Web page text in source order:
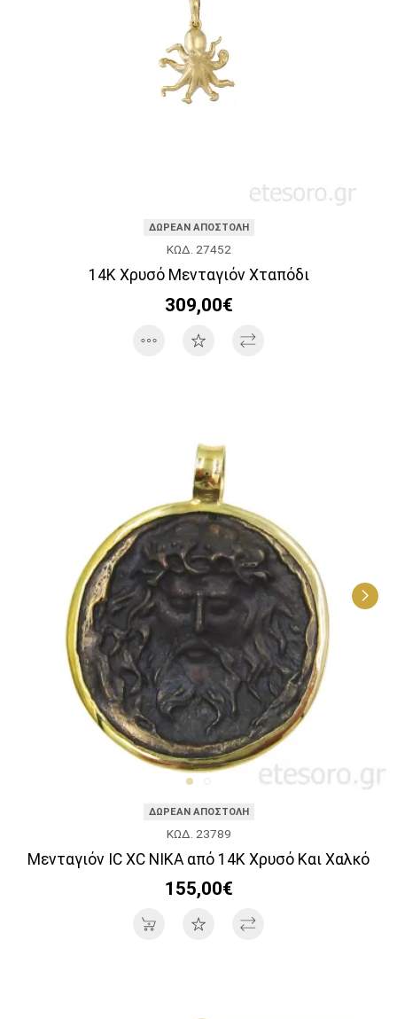
ΔΩΡΕΑΝ ΑΠΟΣΤΟΛΗ
ΚΩΔ. 27452
14Κ Χρυσό Μενταγιόν Xταπόδι
309,00€
ΔΩΡΕΑΝ ΑΠΟΣΤΟΛΗ
ΚΩΔ. 23789
Μενταγιόν IC XC NIKA από 14Κ Χρυσό Και Χαλκό
155,00€